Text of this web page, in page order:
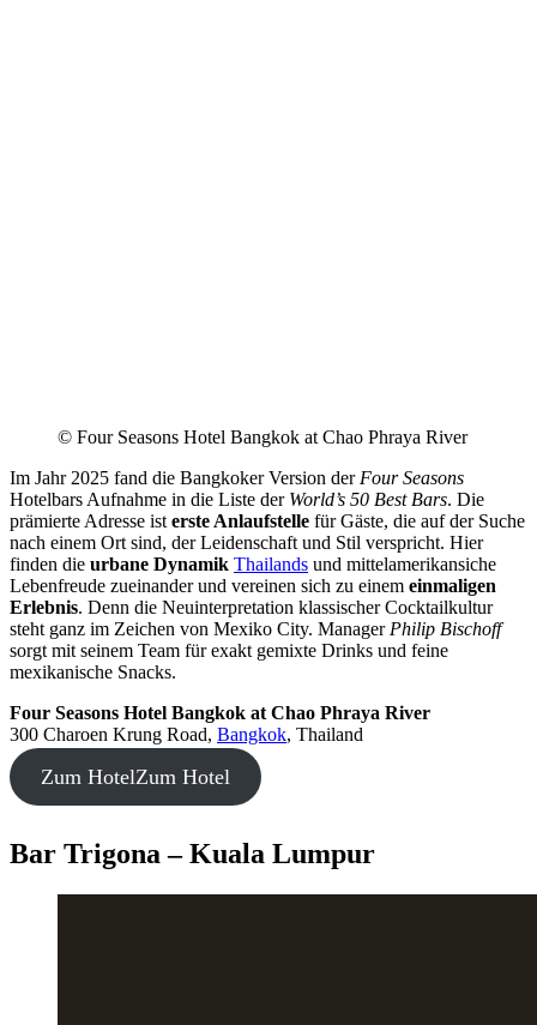
© Four Seasons Hotel Bangkok at Chao Phraya River
Im Jahr 2025 fand die Bangkoker Version der Four Seasons
Hotelbars Aufnahme in die Liste der World’s 50 Best Bars. Die
prämierte Adresse ist erste Anlaufstelle für Gäste, die auf der Suche
nach einem Ort sind, der Leidenschaft und Stil verspricht. Hier
finden die urbane Dynamik Thailands und mittelamerikansiche
Lebenfreude zueinander und vereinen sich zu einem einmaligen
Erlebnis. Denn die Neuinterpretation klassischer Cocktailkultur
steht ganz im Zeichen von Mexiko City. Manager Philip Bischoff
sorgt mit seinem Team für exakt gemixte Drinks und feine
mexikanische Snacks.
Four Seasons Hotel Bangkok at Chao Phraya River
300 Charoen Krung Road, Bangkok, Thailand
Zum HotelZum Hotel
Bar Trigona – Kuala Lumpur